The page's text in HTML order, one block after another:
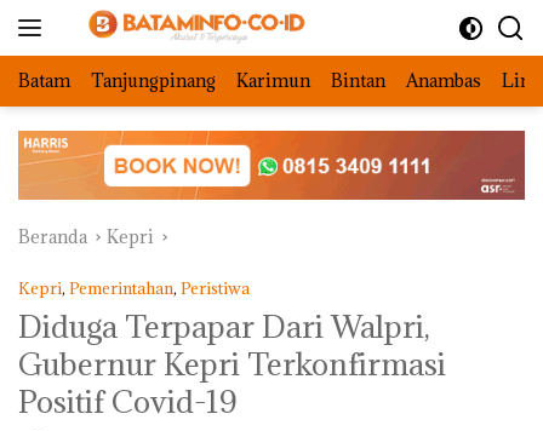
Batam Tanjungpinang Karimun Bintan Anambas
Beranda Kepri
Kepri, Pemerintahan, Peristiwa
Diduga Terpapar Dari Walpri,
Gubernur Kepri Terkonfirmasi
Positif Covid-19